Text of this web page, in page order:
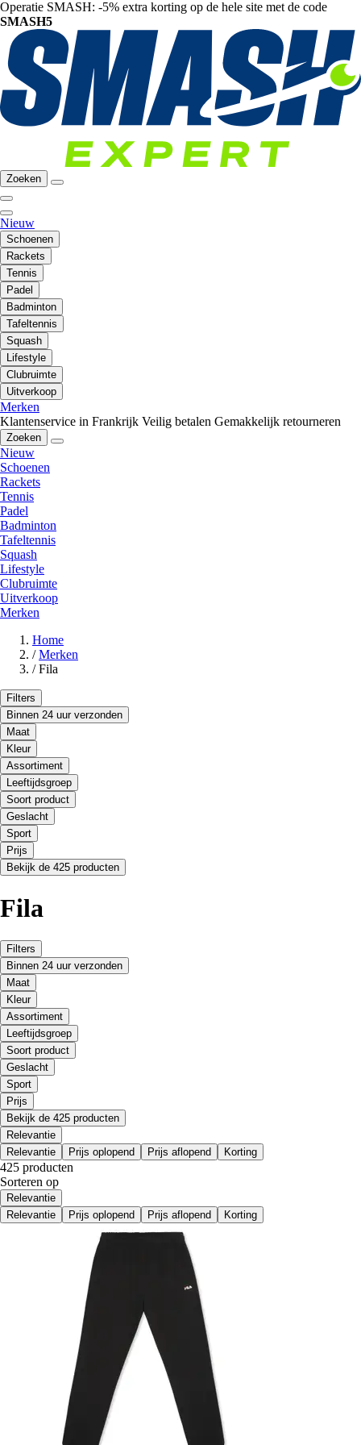
Operatie SMASH: -5% extra korting op de hele site met de code
SMASH5
Zoeken
Nieuw
Schoenen
Rackets
Tennis
Padel
Badminton
Tafeltennis
Squash
Lifestyle
Clubruimte
Uitverkoop
Merken
Klantenservice in Frankrijk Veilig betalen Gemakkelijk retourneren
Zoeken
Nieuw
Schoenen
Rackets
Tennis
Padel
Badminton
Tafeltennis
Squash
Lifestyle
Clubruimte
Uitverkoop
Merken
Home
/ Merken
/ Fila
Filters
Binnen 24 uur verzonden
Maat
Kleur
Assortiment
Leeftijdsgroep
Soort product
Geslacht
Sport
Prijs
Bekijk de 425 producten
Fila
Filters
Binnen 24 uur verzonden
Maat
Kleur
Assortiment
Leeftijdsgroep
Soort product
Geslacht
Sport
Prijs
Bekijk de 425 producten
Relevantie
Relevantie
Prijs oplopend Prijs aflopend Korting
425 producten
Sorteren op
Relevantie
Relevantie
Prijs oplopend Prijs aflopend Korting